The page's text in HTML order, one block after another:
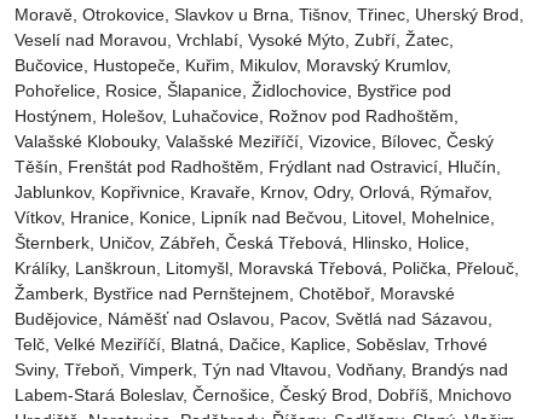
Moravě‎, Otrokovice‎‎, Slavkov u Brna‎, Tišnov‎, Třinec‎, Uherský Brod‎,
Veselí nad Moravou‎, Vrchlabí‎, Vysoké Mýto‎, Zubří‎, Žatec‎,
Bučovice, Hustopeče, Kuřim, Mikulov, Moravský Krumlov,
Pohořelice, Rosice, Šlapanice, Židlochovice, Bystřice pod
Hostýnem, Holešov, Luhačovice, Rožnov pod Radhoštěm,
Valašské Klobouky, Valašské Meziříčí, Vizovice, Bílovec, Český
Těšín, Frenštát pod Radhoštěm, Frýdlant nad Ostravicí, Hlučín,
Jablunkov, Kopřivnice, Kravaře, Krnov, Odry, Orlová, Rýmařov,
Vítkov, Hranice, Konice, Lipník nad Bečvou, Litovel, Mohelnice,
Šternberk, Uničov, Zábřeh, Česká Třebová, Hlinsko, Holice,
Králíky, Lanškroun, Litomyšl, Moravská Třebová, Polička, Přelouč,
Žamberk, Bystřice nad Pernštejnem, Chotěboř, Moravské
Budějovice, Náměšť nad Oslavou, Pacov, Světlá nad Sázavou,
Telč, Velké Meziříčí, Blatná, Dačice, Kaplice, Soběslav, Trhové
Sviny, Třeboň, Vimperk, Týn nad Vltavou, Vodňany, Brandýs nad
Labem-Stará Boleslav, Černošice, Český Brod, Dobříš, Mnichovo